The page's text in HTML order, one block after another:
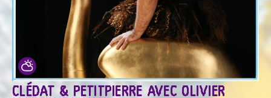
CLÉDAT & PETITPIERRE AVEC OLIVIER